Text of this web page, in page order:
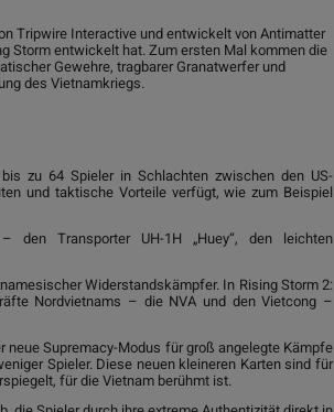
Tripwire Interactive und entwickelt von Antimatter
Storm entwickelt hat. Zum ersten Mal kommen die
Gewehre, tragbarer Granatwerfer und
des Vietnamkriegs.
zu 64 Spieler in Schlachten zwischen den US-
und taktische Vorteile verfügt, wie zum Beispiel
den Transporter UH-1H „Huey“, den leichten
Widerstandskämpfer. In Rising Storm 2:
Nordvietnams – die NVA und den Vietcong –
neue Supremacy-Modus für groß angelegte Kämpfe
Spieler. Diese neuen kleineren Karten sind für
für die Vietnam berühmt ist.